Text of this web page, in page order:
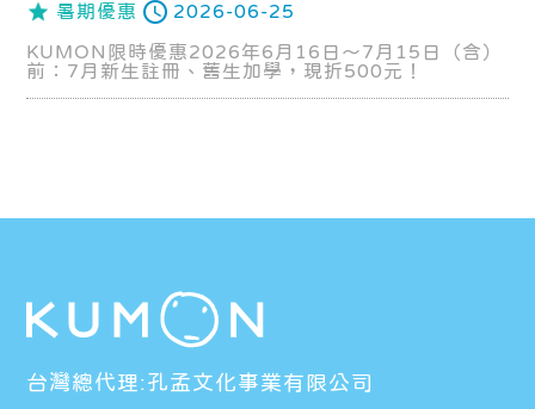
暑期優惠 2026-06-25
KUMON限時優惠2026年6月16日～7月15日（含）
前：7月新生註冊、舊生加學，現折500元！
台灣總代理:孔孟文化事業有限公司